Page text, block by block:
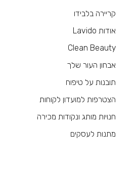
קריירה בלבידו
אודות Lavido
Clean Beauty
אבחון העור שלך
תובנות על טיפוח
הצטרפות למועדון לקוחות
חנויות מותג ונקודות מכירה
מתנות לעסקים